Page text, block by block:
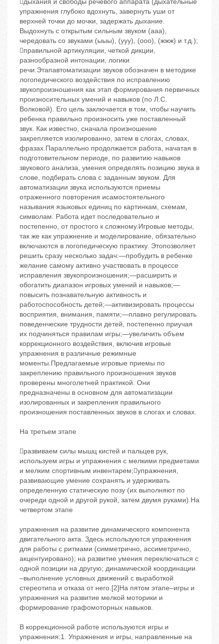
дыхания и свободы речевого аппарата (дыхательные
упражнения глубоко вдохнуть, завернуть уши от
верхней точки до мочки, задержать дыхание.
Выдохнуть с открытым сильным звуком (ааа),
чередовать со звуками (ыыы), (ууу), (ооо), (жжж) и т.д.);
правильной артикуляции, четкой дикции,
разнообразной интонации, логики
речи.Этапавтоматизации звуков обозначен в методике
логопедического воздействия по исправлению
звукопроизношения как этап формирования первичных
произносительных умений и навыков (по Л.С.
Волковой). Его цель заключается в том, чтобы научить
ребенка правильно произносить уже поставленный
звук. Как известно, сначала произношение
закрепляется изолированно, затем в слогах, словах,
фразах.Параллельно продолжается работа, начатая в
подготовительном периоде, по развитию навыков
звукового анализа, умения определять позицию звука в
слове, подбирать слова с заданным звуком. Для
автоматизации звука используются приемы
отраженного повторения исамостоятельного
называния языковых единиц по картинкам, схемам,
символам. Работа идет последовательно и
постепенно, от простого к сложному.Игровые методы,
так же как упражнение и моделирование, обязательно
включаются в логопедическую практику. Этопозволяет
решить сразу несколько задач:—пробудить в ребенке
желание самому активно участвовать в процессе
исправления звукопроизношения;—расширить и
обогатить диапазон игровых умений и навыков;—
повысить познавательную активность и
работоспособность детей;—активизировать процессы
восприятия, внимания, памяти;—плавно регулировать
поведенческие трудности детей, постепенно приучая
их подчиняться правилам игры;—увеличить объем
коррекционного воздействия, включив игровые
упражнения в различные режимные
моменты.Предлагаемые игровые приемы по
закреплению правильного произношения звуков
проверены многолетней практикой. Они
предназначены в основном для автоматизации
изолированных и закрепления правильного
произношения поставленных звуков в слогах и словах.
На третьем этапе
развиваем силы мышц кистей и пальцев рук,
используем игры и упражнения с мелкими предметами
и мелким спортивным инвентарем;упражнения,
развивающие умение сохранять и удерживать
определенную статическую позу (их выполняют по
очереди одной и другой рукой, затем двумя руками).На
четвертом этапе
упражнения на развитие динамического компонента
двигательного акта. Здесь используются упражнения
для работы с ритмами (симметрично, ассиметрично,
акцентуировано); на развитие умения переключаться с
одной позиции на другую; динамической координации
–выполнение условных движений с выработкой
стереотипа и отказа от него.[2]На пятом этапе–игры и
упражнения на развитие мелкой моторики и
формирование графомоторных навыков.
В коррекционной работе используются игры и
упражнения:1. Упражнения и игры, направленные на